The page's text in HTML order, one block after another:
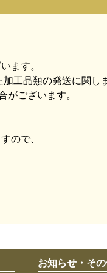
ます。
工品類の発送に関し
がございます。
ので、
お知らせ・そ